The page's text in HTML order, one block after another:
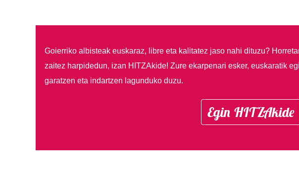
Goierriko albisteak euskaraz, libre eta kalitatez jaso nahi dituzu?
zaitez harpidedun, izan HITZAkide! Zure ekarpenari esker, euskaratik
garatzen eta indartzen lagunduko duzu.
Egin HITZAkide